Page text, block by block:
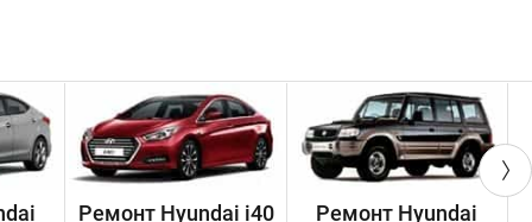
Ремонт Hyundai i40 Ремонт Hyundai